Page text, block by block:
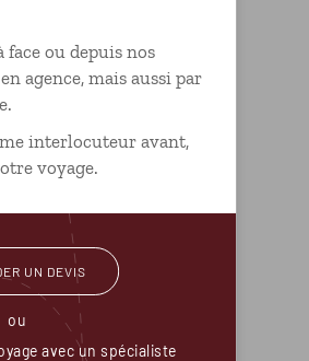
face ou depuis nos
agence, mais aussi par
interlocuteur avant,
voyage.
UN DEVIS
ou
avec un spécialiste